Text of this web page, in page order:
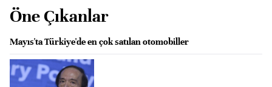
Öne Çıkanlar
Mayıs'ta Türkiye'de en çok satılan otomobiller